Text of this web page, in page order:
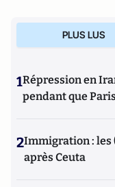
PLUS LUS
1Répression en
pendant que
2Immigration : les
après Ceuta